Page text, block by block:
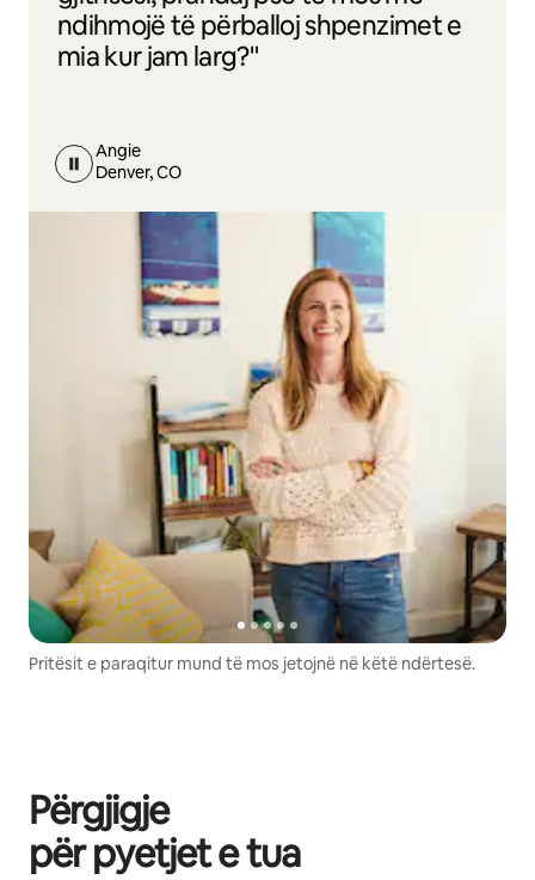
ndihmojë të përballoj shpenzimet e
mia kur jam larg?"
Angie
Denver, CO
Pritësit e paraqitur mund të mos jetojnë në këtë ndërtesë.
Përgjigje
për pyetjet e tua